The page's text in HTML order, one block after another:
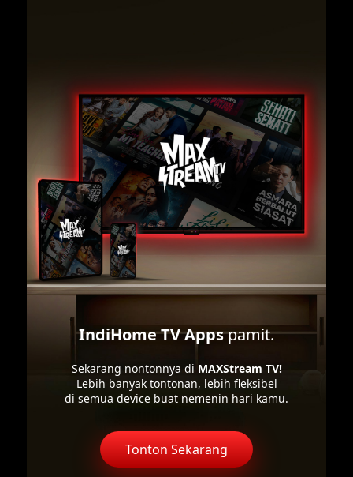
IndiHome TV Appspamit.
Sekarang nontonnya di MAXStream TV!
Lebih banyak tontonan, lebih fleksibel
di semua device buat nemenin hari kamu.
Tonton Sekarang